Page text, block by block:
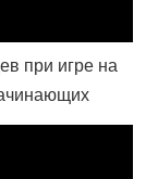
при игре на